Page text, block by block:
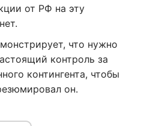
от РФ на эту
что нужно
контроль за
контингента, чтобы
он.